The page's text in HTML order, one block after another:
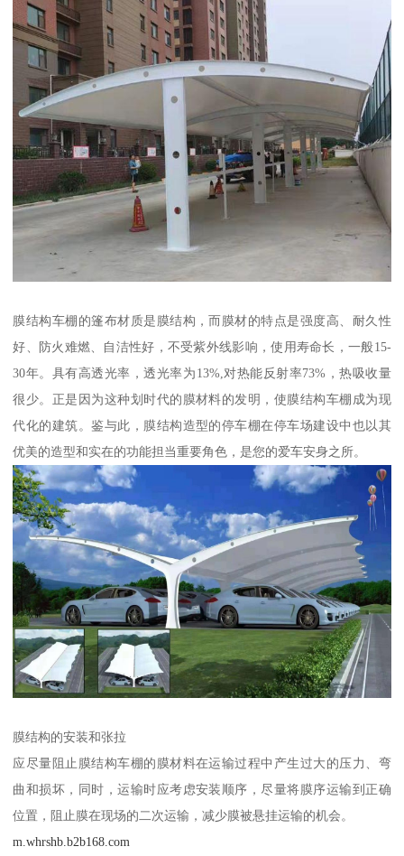
膜结构车棚的篷布材质是膜结构，而膜材的特点是强度高、耐久性
好、防火难燃、自洁性好，不受紫外线影响，使用寿命长，一般15-
30年。具有高透光率，透光率为13%,对热能反射率73%，热吸收量
很少。正是因为这种划时代的膜材料的发明，使膜结构车棚成为现
代化的建筑。鉴与此，膜结构造型的停车棚在停车场建设中也以其
优美的造型和实在的功能担当重要角色，是您的爱车安身之所。
膜结构的安装和张拉
应尽量阻止膜结构车棚的膜材料在运输过程中产生过大的压力、弯
曲和损坏，同时，运输时应考虑安装顺序，尽量将膜序运输到正确
位置，阻止膜在现场的二次运输，减少膜被悬挂运输的机会。
m.whrshb.b2b168.com